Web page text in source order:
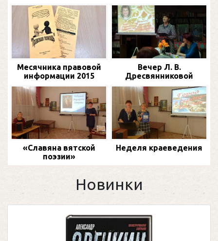
Месячника правовой
информации 2015
Вечер Л. В.
Дресвянниковой
«Славяна вятской
поэзии»
Неделя краеведения
Новинки